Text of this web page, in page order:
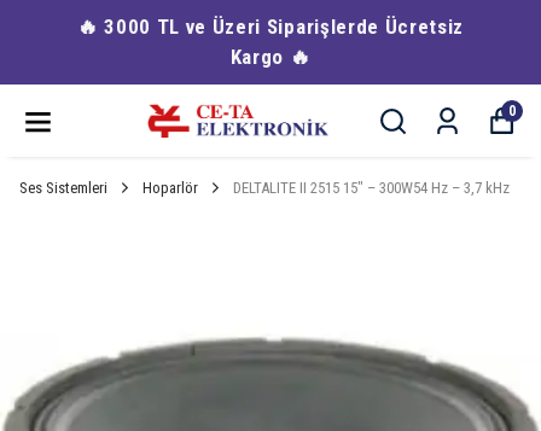
🔥 3000 TL ve Üzeri Siparişlerde Ücretsiz
Kargo 🔥
0
Ses Sistemleri Hoparlör DELTALITE II 2515 15″ – 300W54 Hz – 3,7 kHz